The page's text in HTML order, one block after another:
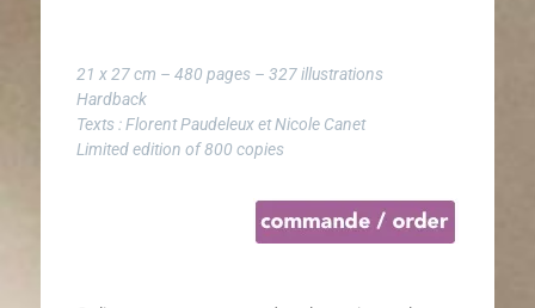
21 x 27 cm – 480 pages – 327 illustrations
Hardback
Texts : Florent Paudeleux et Nicole Canet
Limited edition of 800 copies